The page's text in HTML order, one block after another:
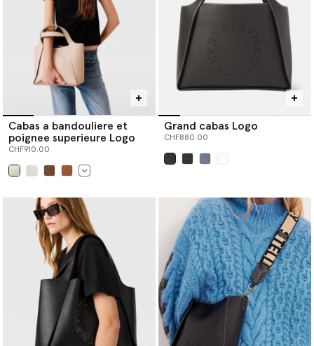
Cabas a bandouliere et
poignee superieure Logo
CHF910.00
Grand cabas Logo
CHF880.00